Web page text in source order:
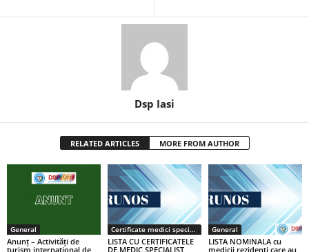
Dsp Iasi
RELATED ARTICLES MORE FROM AUTHOR
General
Anunț – Activități de
turism internațional de
Certificate medici specialiști / primari
LISTA CU CERTIFICATELE
DE MEDIC SPECIALIST
General
LISTA NOMINALA cu
medicii rezidenţi care au